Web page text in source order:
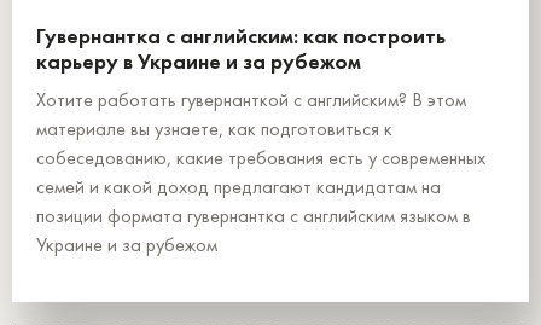
Гувернантка с английским: как построить
карьеру в Украине и за рубежом
Хотите работать гувернанткой с английским? В этом
материале вы узнаете, как подготовиться к
собеседованию, какие требования есть у современных
семей и какой доход предлагают кандидатам на
позиции формата гувернантка с английским языком в
Украине и за рубежом